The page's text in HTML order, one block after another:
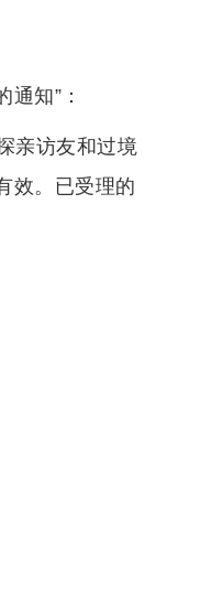
知”：
亲访友和过境
效。已受理的